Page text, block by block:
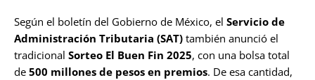
Según el boletín del Gobierno de México, el Servicio de
Administración Tributaria (SAT) también anunció el
tradicional Sorteo El Buen Fin 2025, con una bolsa total
de 500 millones de pesos en premios. De esa cantidad,